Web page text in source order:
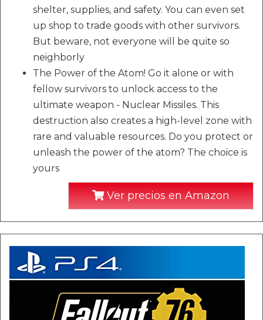
shelter, supplies, and safety. You can even set
up shop to trade goods with other survivors.
But beware, not everyone will be quite so
neighborly
The Power of the Atom! Go it alone or with
fellow survivors to unlock access to the
ultimate weapon - Nuclear Missiles. This
destruction also creates a high-level zone with
rare and valuable resources. Do you protect or
unleash the power of the atom? The choice is
yours
Ver precios en Amazon